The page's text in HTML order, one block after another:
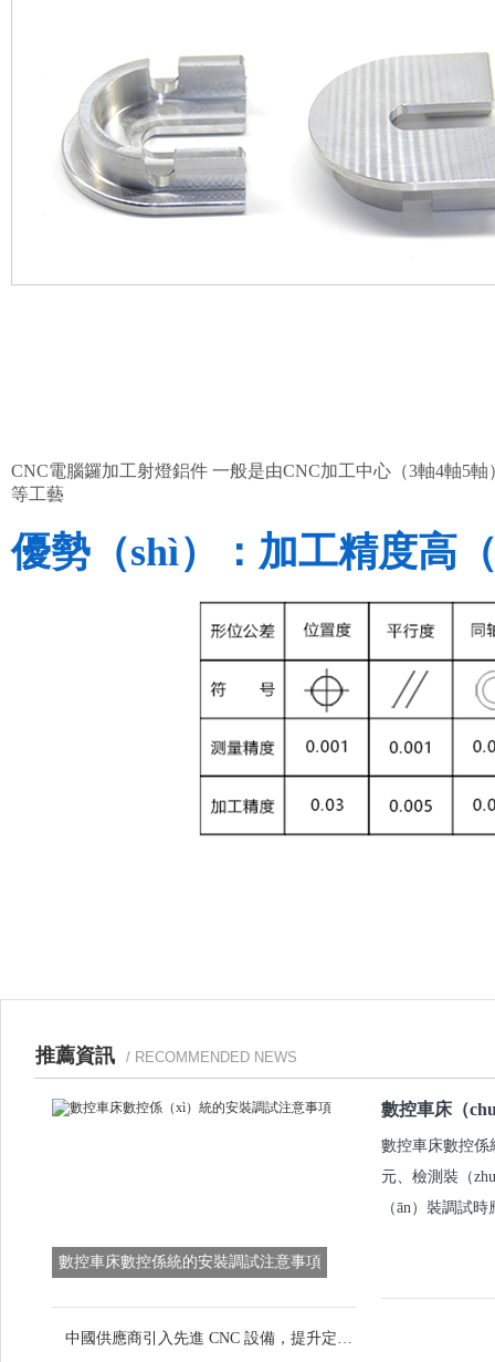
CNC電腦鑼加工射燈鋁件 一般是由CNC加工中心（3軸4軸5
等工藝
優勢（shì）：加工精度高
推薦資訊 / RECOMMENDED NEWS
數控車床數控係統的安裝調試注意事項
數控車床（
數控車床數控係
元、檢測裝（
（ān）裝調試
中國供應商引入先進 CNC 設備，提升定製（zhì）金屬零件品質